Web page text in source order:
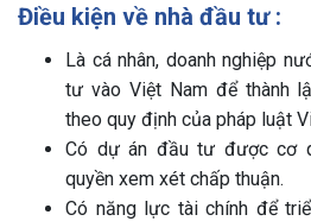
Điều kiện về nhà đầu tư :
Là cá nhân, doanh nghiệp
tư vào Việt Nam để thành
theo quy định của pháp luật
Có dự án đầu tư được cơ
quyền xem xét chấp thuận.
Có năng lực tài chính để